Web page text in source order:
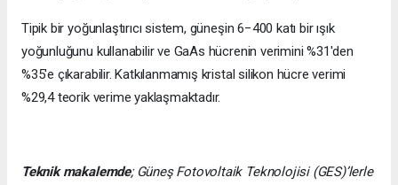
Tipik bir yoğunlaştırıcı sistem, güneşin 6−400 katı bir ışık
yoğunluğunu kullanabilir ve GaAs hücrenin verimini %31'den
%35'e çıkarabilir. Katkılanmamış kristal silikon hücre verimi
%29,4 teorik verime yaklaşmaktadır.
Teknik makalemde; Güneş Fotovoltaik Teknolojisi (GES)’lerle